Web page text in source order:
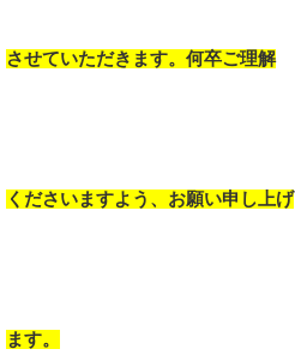
させていただきます。何卒ご理解
くださいますよう、お願い申し上げ
ます。